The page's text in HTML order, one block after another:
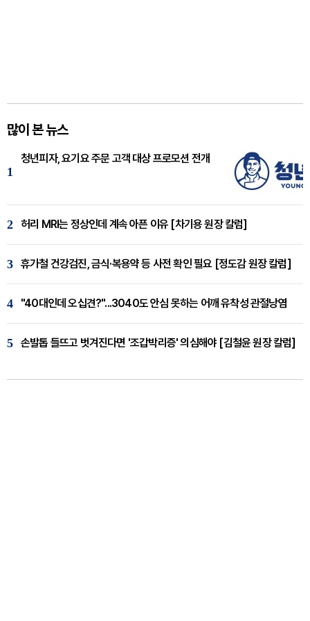
많이 본 뉴스
1
청년피자, 요기요 주문 고객 대상 프로모션 전개
2 허리 MRI는 정상인데 계속 아픈 이유 [차기용 원장 칼럼]
3 휴가철 건강검진, 금식·복용약 등 사전 확인 필요 [정도감 원장 칼럼]
4 "40대인데 오십견?"...3040도 안심 못하는 어깨 유착성 관절낭염
5 손발톱 들뜨고 벗겨진다면 '조갑박리증' 의심해야 [김철윤 원장 칼럼]